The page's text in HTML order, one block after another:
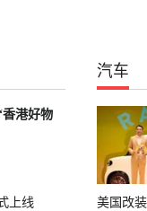
港好物
上线
汽车
美国改